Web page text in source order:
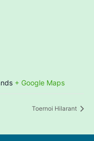
+ Google Maps
Toernoi Hilarant